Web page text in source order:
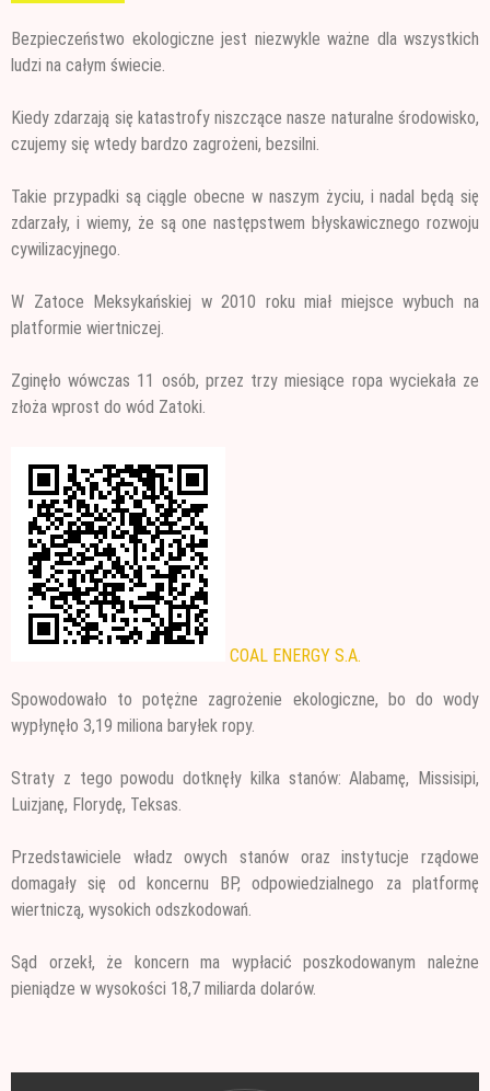
Bezpieczeństwo ekologiczne jest niezwykle ważne dla wszystkich
ludzi na całym świecie.
Kiedy zdarzają się katastrofy niszczące nasze naturalne środowisko,
czujemy się wtedy bardzo zagrożeni, bezsilni.
Takie przypadki są ciągle obecne w naszym życiu, i nadal będą się
zdarzały, i wiemy, że są one następstwem błyskawicznego rozwoju
cywilizacyjnego.
W Zatoce Meksykańskiej w 2010 roku miał miejsce wybuch na
platformie wiertniczej.
Zginęło wówczas 11 osób, przez trzy miesiące ropa wyciekała ze
złoża wprost do wód Zatoki.
COAL ENERGY S.A.
Spowodowało to potężne zagrożenie ekologiczne, bo do wody
wypłynęło 3,19 miliona baryłek ropy.
Straty z tego powodu dotknęły kilka stanów: Alabamę, Missisipi,
Luizjanę, Florydę, Teksas.
Przedstawiciele władz owych stanów oraz instytucje rządowe
domagały się od koncernu BP, odpowiedzialnego za platformę
wiertniczą, wysokich odszkodowań.
Sąd orzekł, że koncern ma wypłacić poszkodowanym należne
pieniądze w wysokości 18,7 miliarda dolarów.